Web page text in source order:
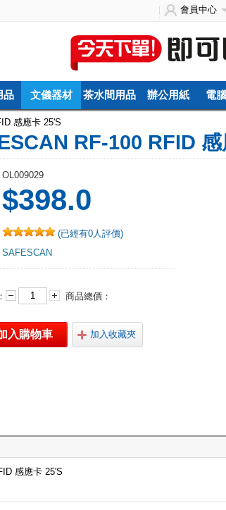
會員中心
品 文儀器材 茶水間用品 辦公用紙 電
感應卡 25'S
RF-100 RFID
$398.0
(已經有0人評價)
SAFESCAN
商品總價：
入購物車 加入收藏夾
感應卡 25'S